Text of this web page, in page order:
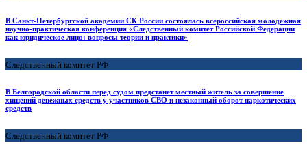
В Санкт-Петербургской академии СК России состоялась всероссийская молодежная
научно-практическая конференция «Следственный комитет Российской Федерации
как юридическое лицо: вопросы теории и практики»
Следственный комитет РФ
В Белгородской области перед судом предстанет местный житель за совершение
хищений денежных средств у участников СВО и незаконный оборот наркотических
средств
Следственный комитет РФ